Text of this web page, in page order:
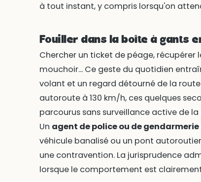
à tout instant, y compris lorsqu'on
Fouiller dans la boîte à gants
Chercher un ticket de péage, récupérer
mouchoir... Ce geste du quotidien
volant et un regard détourné de la
autoroute à 130 km/h, ces quelques
parcourus sans surveillance active de
Un agent de police ou de gendarmerie
véhicule banalisé ou un pont
une contravention. La jurisprudence
lorsque le comportement est